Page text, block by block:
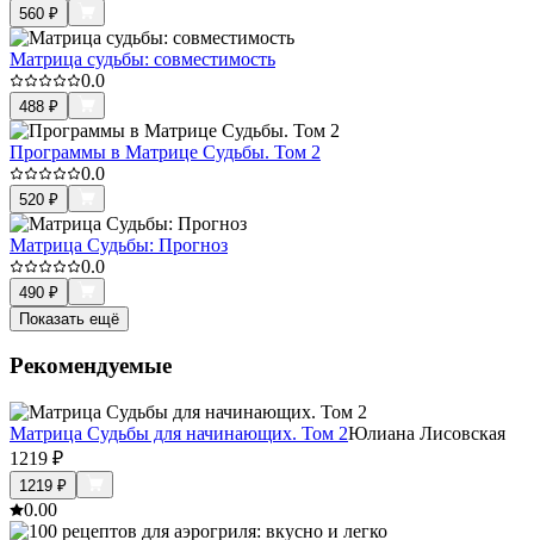
560 ₽
Матрица судьбы: совместимость
0.0
488 ₽
Программы в Матрице Судьбы. Том 2
0.0
520 ₽
Матрица Судьбы: Прогноз
0.0
490 ₽
Показать ещё
Рекомендуемые
Матрица Судьбы для начинающих. Том 2Юлиана Лисовская
1219 ₽
1219 ₽
0.00